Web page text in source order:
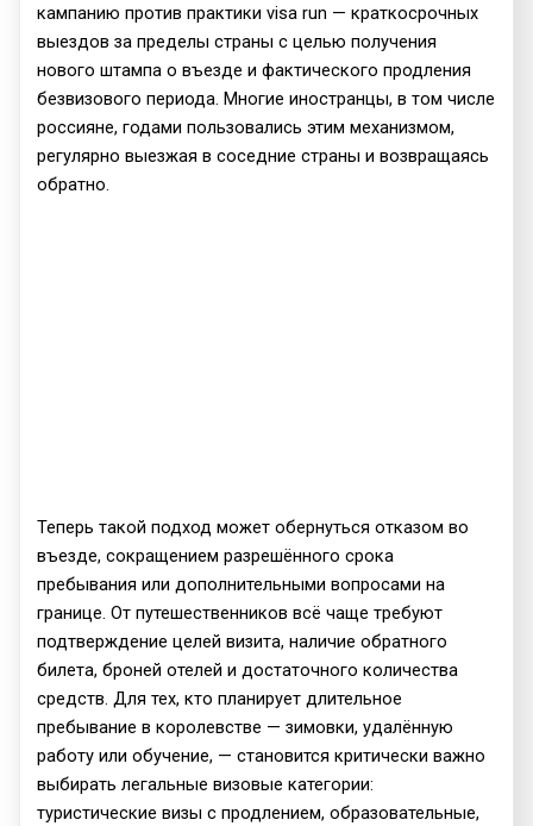
кампанию против практики visa run — краткосрочных
выездов за пределы страны с целью получения
нового штампа о въезде и фактического продления
безвизового периода. Многие иностранцы, в том числе
россияне, годами пользовались этим механизмом,
регулярно выезжая в соседние страны и возвращаясь
обратно.
Теперь такой подход может обернуться отказом во
въезде, сокращением разрешённого срока
пребывания или дополнительными вопросами на
границе. От путешественников всё чаще требуют
подтверждение целей визита, наличие обратного
билета, броней отелей и достаточного количества
средств. Для тех, кто планирует длительное
пребывание в королевстве — зимовки, удалённую
работу или обучение, — становится критически важно
выбирать легальные визовые категории:
туристические визы с продлением, образовательные,